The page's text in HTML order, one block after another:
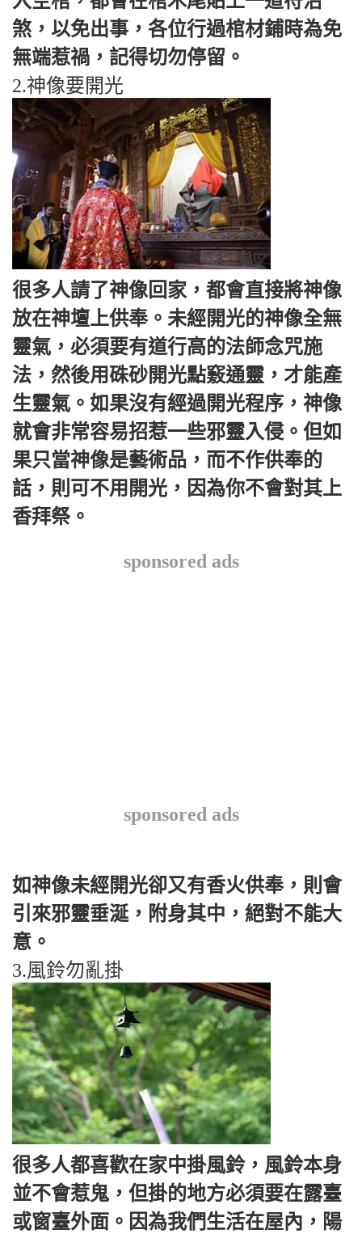
煞，以免出事，各位行過棺材鋪時為免
無端惹禍，記得切勿停留。
2.神像要開光
很多人請了神像回家，都會直接將神像
放在神壇上供奉。未經開光的神像全無
靈氣，必須要有道行高的法師念咒施
法，然後用硃砂開光點竅通靈，才能產
生靈氣。如果沒有經過開光程序，神像
就會非常容易招惹一些邪靈入侵。但如
果只當神像是藝術品，而不作供奉的
話，則可不用開光，因為你不會對其上
香拜祭。
sponsored ads
sponsored ads
如神像未經開光卻又有香火供奉，則會
引來邪靈垂涎，附身其中，絕對不能大
意。
3.風鈴勿亂掛
很多人都喜歡在家中掛風鈴，風鈴本身
並不會惹鬼，但掛的地方必須要在露臺
或窗臺外面。因為我們生活在屋內，陽